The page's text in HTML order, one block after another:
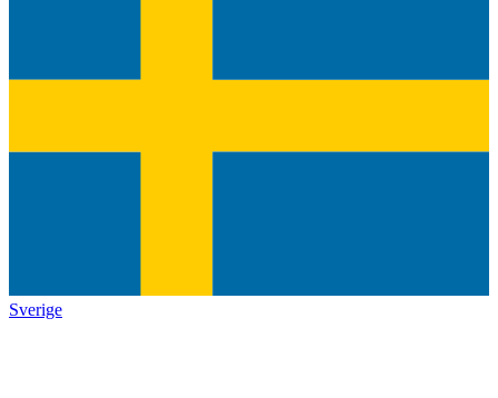
Sverige